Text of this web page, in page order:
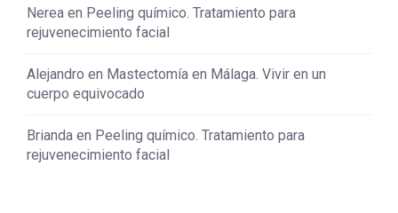
Nerea en Peeling químico. Tratamiento para
rejuvenecimiento facial
Alejandro en Mastectomía en Málaga. Vivir en un
cuerpo equivocado
Brianda en Peeling químico. Tratamiento para
rejuvenecimiento facial